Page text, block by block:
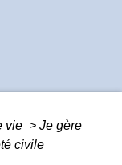
vie > Je gère
civile